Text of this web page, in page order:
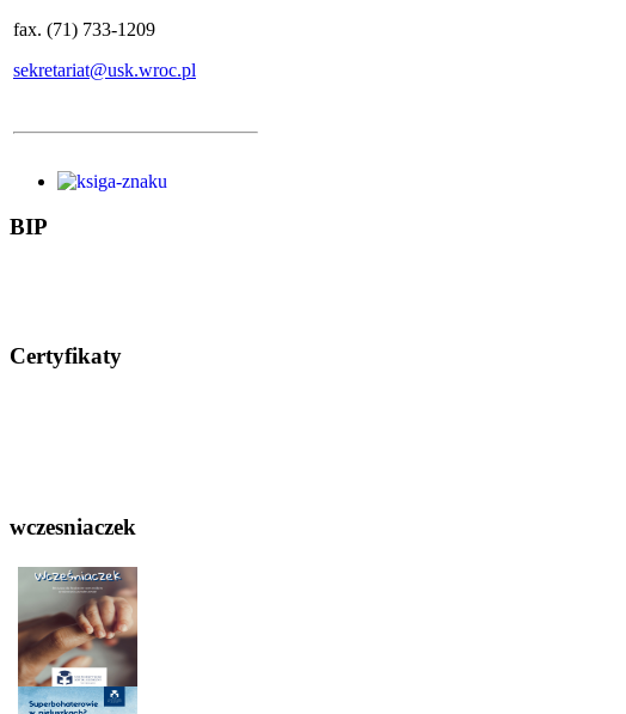
fax. (71) 733-1209
sekretariat@usk.wroc.pl
BIP
Certyfikaty
wczesniaczek